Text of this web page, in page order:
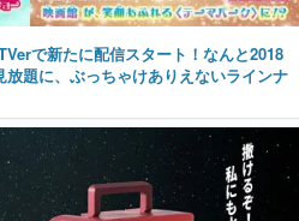
で新たに配信スタート！なんと2018
題に、ぶっちゃけありえないラインナ